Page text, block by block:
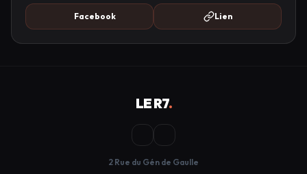
Facebook Lien
LE R7.
2 Rue du Gén de Gaulle